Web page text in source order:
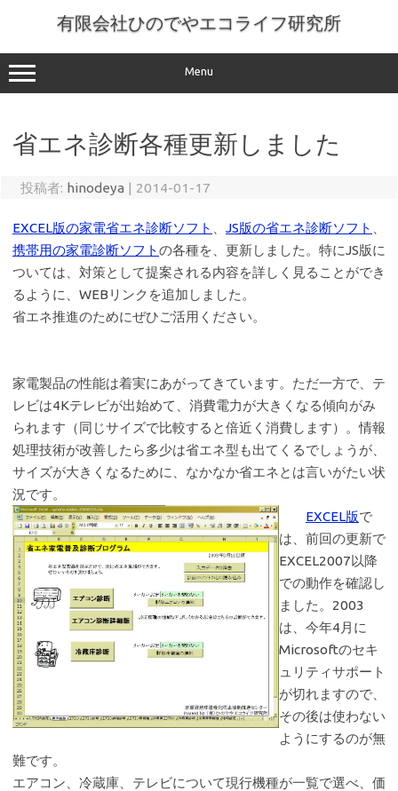
へ
ス
有限会社ひのでやエコライフ研究所
Menu
省エネ診断各種更新しました
投稿者: hinodeya | 2014-01-17
EXCEL版の家電省エネ診断ソフト JS版の省エネ診断ソフト
携帯用の家電診断ソフトの各種を、更新しました。特にJS版に
ついては、対策として提案される内容を詳しく見ることができ
るように、WEBリンクを追加しました。
省エネ推進のためにぜひご活用ください。
家電製品の性能は着実にあがってきています。ただ一方で、テ
レビは4Kテレビが出始めて、消費電力が大きくなる傾向がみ
られます（同じサイズで比較すると倍近く消費します）。情報
処理技術が改善したら多少は省エネ型も出てくるでしょうが、
サイズが大きくなるために、なかなか省エネとは言いがたい状
況です。
EXCEL版で
は、前回の更新で
EXCEL2007以降
での動作を確認し
ました。2003
は、今年4月に
Microsoftのセキ
ュリティサポート
が切れますので、
その後は使わない
ようにするのが無
難です。
エアコン、冷蔵庫、テレビについて現行機種が一覧で選べ、価